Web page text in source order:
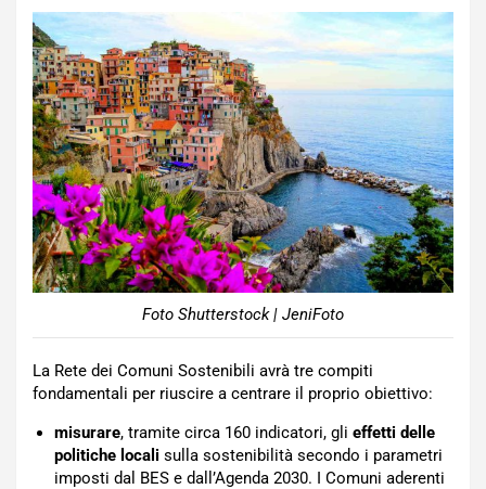
Foto Shutterstock | JeniFoto
La Rete dei Comuni Sostenibili avrà tre compiti
fondamentali per riuscire a centrare il proprio obiettivo:
misurare, tramite circa 160 indicatori, gli effetti delle
politiche locali sulla sostenibilità secondo i parametri
imposti dal BES e dall’Agenda 2030. I Comuni aderenti